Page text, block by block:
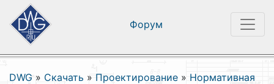
Форум
DWG » Скачать » Проектирование » Нормативная